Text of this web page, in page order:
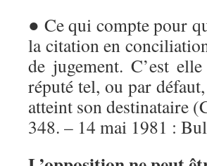
● Ce qui compte pour
la citation en
de jugement. C’est
réputé tel, ou par
atteint son destinataire
348. – 14 mai 1981 :